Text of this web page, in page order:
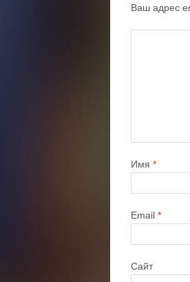
Ваш адрес
Имя *
Email *
Сайт